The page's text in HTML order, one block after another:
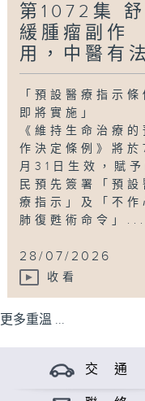
第1072集 舒
緩腫瘤副作
用，中醫有法
「預設醫療指示條
即將實施」
《維持生命治療的
作決定條例》將於
月31日生效，賦予
民預先簽署「預設
療指示」及「不作
肺復甦術命令」...
28/07/2026
收看
更多重溫 ...
交 通